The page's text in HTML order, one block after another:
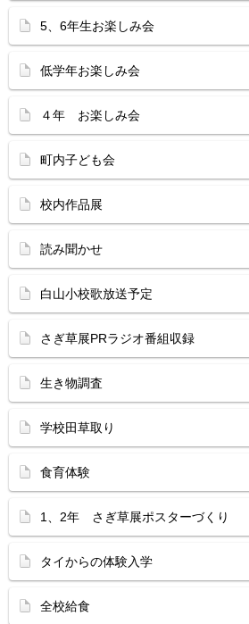
5、6年生お楽しみ会
低学年お楽しみ会
４年 お楽しみ会
町内子ども会
校内作品展
読み聞かせ
白山小校歌放送予定
さぎ草展PRラジオ番組収録
生き物調査
学校田草取り
食育体験
1、2年 さぎ草展ポスターづくり
タイからの体験入学
全校給食